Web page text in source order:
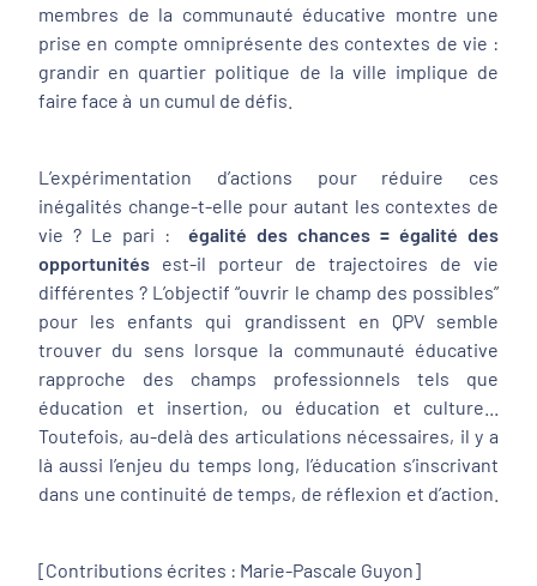
membres de la communauté éducative montre une
prise en compte omniprésente des contextes de vie :
grandir en quartier politique de la ville implique de
faire face à un cumul de défis.
L’expérimentation d’actions pour réduire ces
inégalités change-t-elle pour autant les contextes de
vie ? Le pari :égalité des chances = égalité des
opportunités est-il porteur de trajectoires de vie
différentes ? L’objectif “ouvrir le champ des possibles”
pour les enfants qui grandissent en QPV semble
trouver du sens lorsque la communauté éducative
rapproche des champs professionnels tels que
éducation et insertion, ou éducation et culture...
Toutefois, au-delà des articulations nécessaires, il y a
là aussi l’enjeu du temps long, l’éducation s’inscrivant
dans une continuité de temps, de réflexion et d’action.
[Contributions écrites : Marie-Pascale Guyon]